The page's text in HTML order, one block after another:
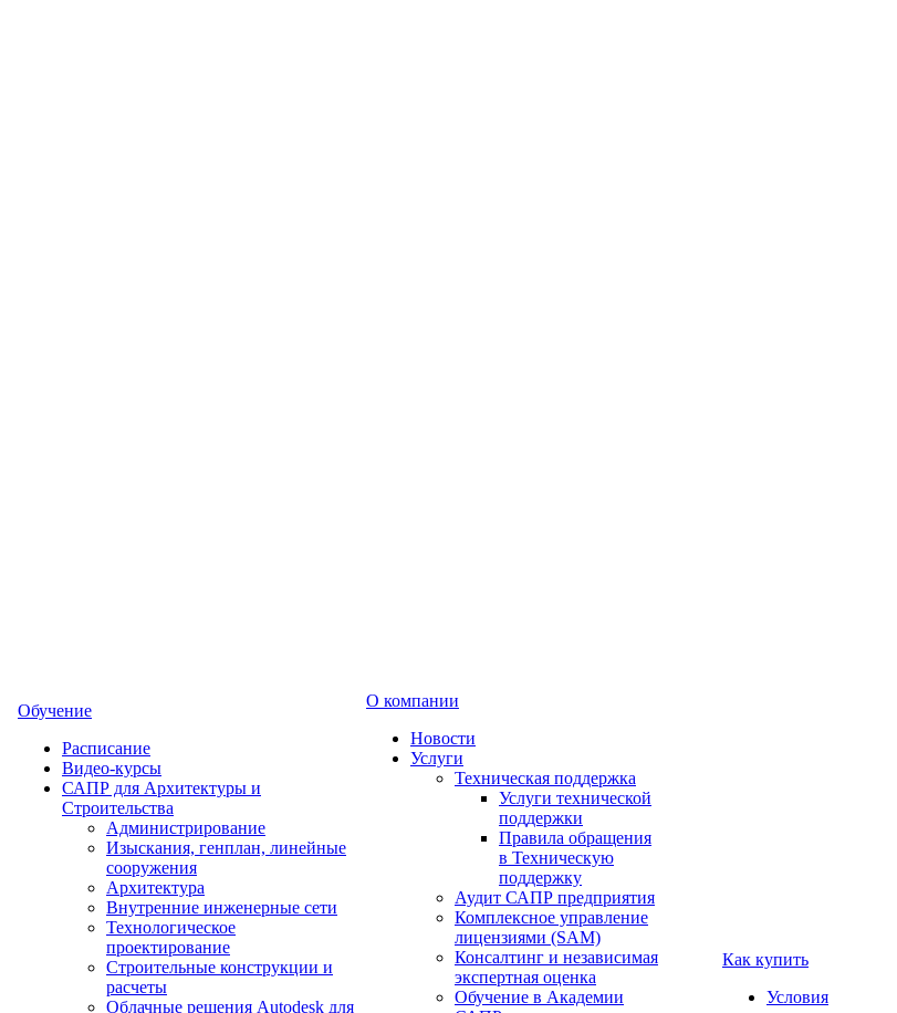
Обучение
Расписание
Видео-курсы
САПР для Архитектуры и
Строительства
Администрирование
Изыскания, генплан, линейные
сооружения
Архитектура
Внутренние инженерные сети
Технологическое
проектирование
Строительные конструкции и
расчеты
Облачные решения Autodesk для
О компании
Новости
Услуги
Техническая поддержка
Услуги технической
поддержки
Правила обращения
в Техническую
поддержку
Аудит САПР предприятия
Комплексное управление
лицензиями (SAM)
Консалтинг и независимая
экспертная оценка
Обучение в Академии
Как купить
Условия